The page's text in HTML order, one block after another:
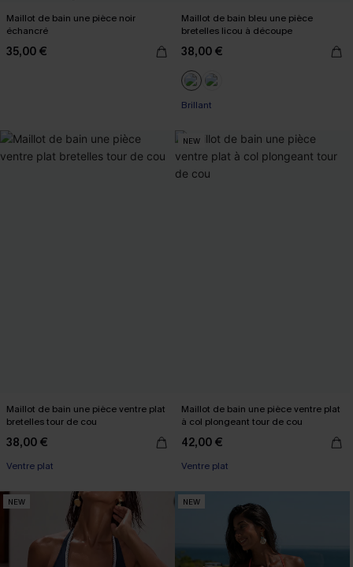
Maillot de bain une pièce noir
échancré
35,00 €
Maillot de bain bleu une pièce
bretelles licou à découpe
38,00 €
Brillant
Maillot de bain une pièce ventre plat
bretelles tour de cou
38,00 €
Ventre plat
NEW
Maillot de bain une pièce ventre plat
à col plongeant tour de cou
42,00 €
Ventre plat
NEW NEW